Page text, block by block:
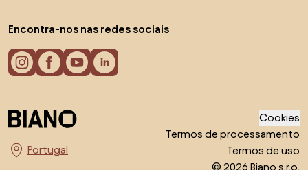
Encontra-nos nas redes sociais
Escolha o país
Cookies
Termos de processamento
Termos de uso
© 2026 Biano s.r.o.